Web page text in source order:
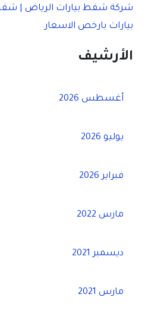
شركة شفط بيارات الرياض |
بيارات بارخص الاسعار
الأرشيف
أغسطس 2026
يوليو 2026
فبراير 2026
مارس 2022
ديسمبر 2021
مارس 2021